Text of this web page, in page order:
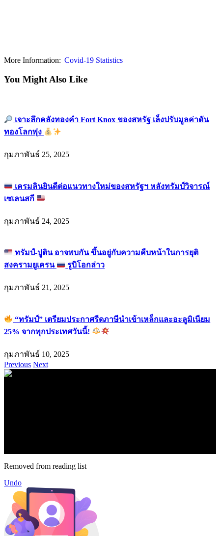
More Information: Covid-19 Statistics
You Might Also Like
เจาะลึกคลังทองคำ Fort Knox ของสหรัฐ เล็งปรับมูลค่าดัน
ทองโลกพุ่ง
กุมภาพันธ์ 25, 2025
เครมลินยินดีต่อแนวทางใหม่ของสหรัฐฯ หลังทรัมป์วิจารณ์
เซเลนสกี
กุมภาพันธ์ 24, 2025
ทรัมป์-ปูติน อาจพบกัน ขึ้นอยู่กับความคืบหน้าในการยุติ
สงครามยูเครน
รูบิโอกล่าว
กุมภาพันธ์ 21, 2025
“ทรัมป์” เตรียมประกาศรีดภาษีนำเข้าเหล็กและอะลูมิเนียม
25% จากทุกประเทศวันนี้!
กุมภาพันธ์ 10, 2025
Previous Next
Removed from reading list
Undo